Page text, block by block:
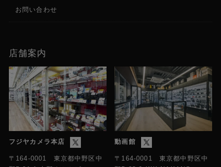
お問い合わせ
店舗案内
フジヤカメラ本店
〒164-0001 東京都中野区中
動画館
〒164-0001 東京都中野区中